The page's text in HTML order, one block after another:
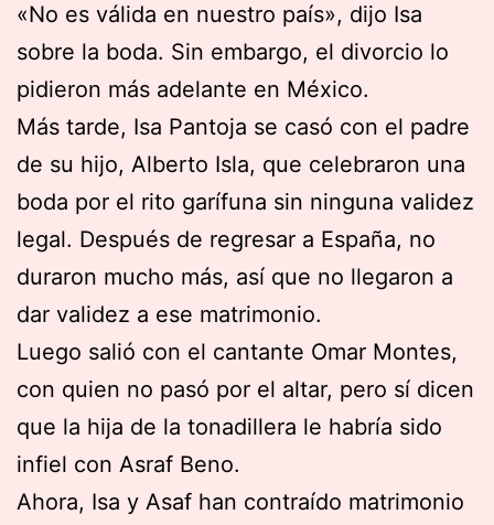
«No es válida en nuestro país», dijo Isa
sobre la boda. Sin embargo, el divorcio lo
pidieron más adelante en México.
Más tarde, Isa Pantoja se casó con el padre
de su hijo, Alberto Isla, que celebraron una
boda por el rito garífuna sin ninguna validez
legal. Después de regresar a España, no
duraron mucho más, así que no llegaron a
dar validez a ese matrimonio.
Luego salió con el cantante Omar Montes,
con quien no pasó por el altar, pero sí dicen
que la hija de la tonadillera le habría sido
infiel con Asraf Beno.
Ahora, Isa y Asaf han contraído matrimonio